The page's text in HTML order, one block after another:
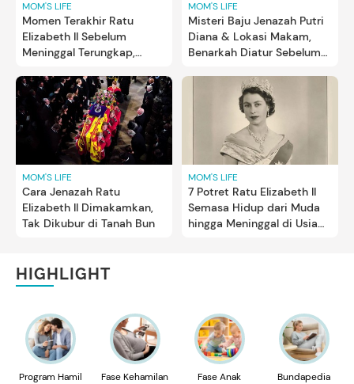
MOM'S LIFE
Momen Terakhir Ratu
Elizabeth II Sebelum
Meninggal Terungkap,
MOM'S LIFE
Misteri Baju Jenazah Putri
Diana & Lokasi Makam,
Benarkah Diatur Sebelum
MOM'S LIFE
Cara Jenazah Ratu
Elizabeth II Dimakamkan,
Tak Dikubur di Tanah Bun
MOM'S LIFE
7 Potret Ratu Elizabeth II
Semasa Hidup dari Muda
hingga Meninggal di Usia
HIGHLIGHT
Program Hamil Fase Kehamilan Fase Anak Bundapedia